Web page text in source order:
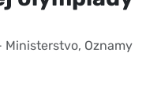
Oznamy